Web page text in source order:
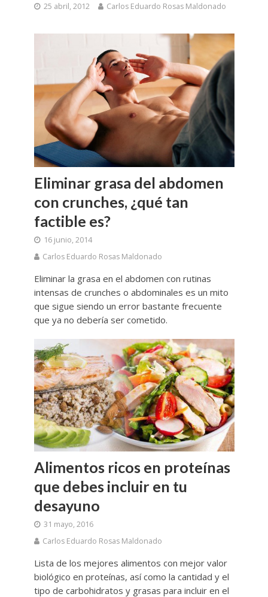
25 abril, 2012 Carlos Eduardo Rosas Maldonado
Eliminar grasa del abdomen
con crunches, ¿qué tan
factible es?
16 junio, 2014
Carlos Eduardo Rosas Maldonado
Eliminar la grasa en el abdomen con rutinas
intensas de crunches o abdominales es un mito
que sigue siendo un error bastante frecuente
que ya no debería ser cometido.
Alimentos ricos en proteínas
que debes incluir en tu
desayuno
31 mayo, 2016
Carlos Eduardo Rosas Maldonado
Lista de los mejores alimentos con mejor valor
biológico en proteínas, así como la cantidad y el
tipo de carbohidratos y grasas para incluir en el